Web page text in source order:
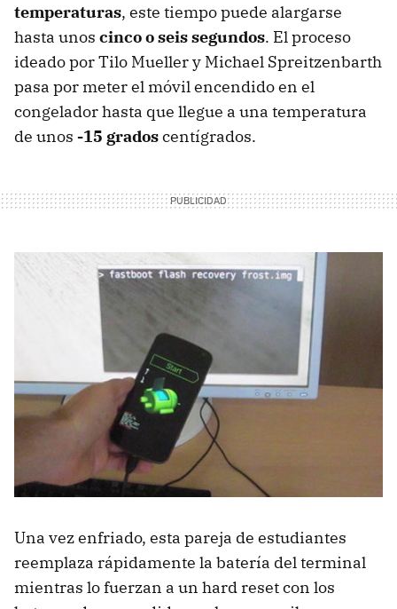
temperaturas, este tiempo puede alargarse
hasta unos cinco o seis segundos. El proceso
ideado por Tilo Mueller y Michael Spreitzenbarth
pasa por meter el móvil encendido en el
congelador hasta que llegue a una temperatura
de unos -15 gradoscentígrados.
Una vez enfriado, esta pareja de estudiantes
reemplaza rápidamente la batería del terminal
mientras lo fuerzan a un hard reset con los